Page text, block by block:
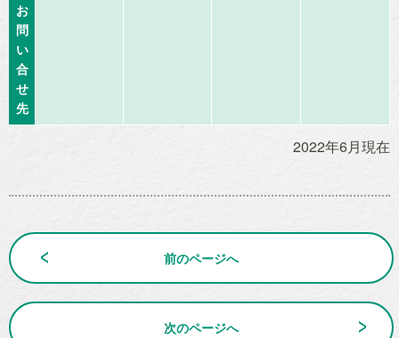
お
問
い
合
せ
先
2022年6月現在
前のページへ
次のページへ